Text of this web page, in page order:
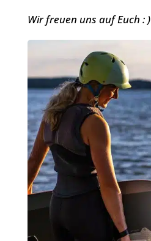
Wir freuen uns auf Euch : )